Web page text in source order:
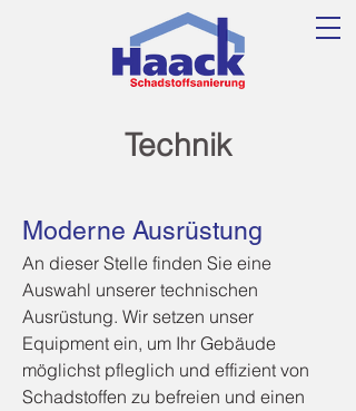
Technik
Moderne Ausrüstung
An dieser Stelle finden Sie eine
Auswahl unserer technischen
Ausrüstung. Wir setzen unser
Equipment ein, um Ihr Gebäude
möglichst pfleglich und effizient von
Schadstoffen zu befreien und einen